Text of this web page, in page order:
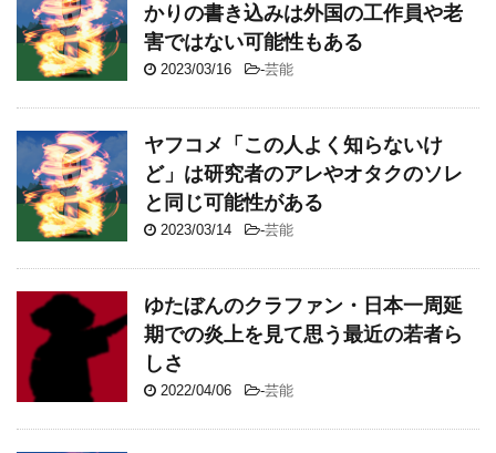
かりの書き込みは外国の工作員や老
害ではない可能性もある
2023/03/16 -芸能
ヤフコメ「この人よく知らないけ
ど」は研究者のアレやオタクのソレ
と同じ可能性がある
2023/03/14 -芸能
ゆたぼんのクラファン・日本一周延
期での炎上を見て思う最近の若者ら
しさ
2022/04/06 -芸能